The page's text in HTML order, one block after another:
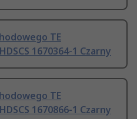
TE
1670364-1 Czarny
TE
1670866-1 Czarny